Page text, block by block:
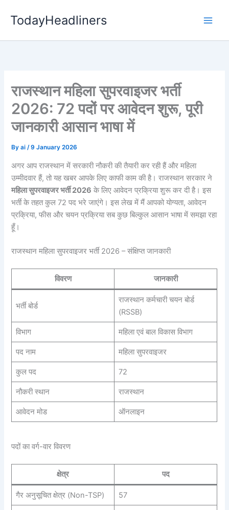
TodayHeadliners
राजस्थान महिला सुपरवाइजर भर्ती
2026: 72 पदों पर आवेदन शुरू, पूरी
जानकारी आसान भाषा में
Byai/9 January 2026
अगर आप राजस्थान में सरकारी नौकरी की तैयारी कर रही हैं और महिला
उम्मीदवार हैं, तो यह खबर आपके लिए काफी काम की है। राजस्थान सरकार ने
महिला सुपरवाइजर भर्ती 2026 के लिए आवेदन प्रक्रिया शुरू कर दी है। इस
भर्ती के तहत कुल 72 पद भरे जाएंगे। इस लेख में मैं आपको योग्यता, आवेदन
प्रक्रिया, फीस और चयन प्रक्रिया सब कुछ बिल्कुल आसान भाषा में समझा रहा
हूँ।
राजस्थान महिला सुपरवाइजर भर्ती 2026 – संक्षिप्त जानकारी
विवरण जानकारी
भर्ती बोर्ड
राजस्थान कर्मचारी चयन बोर्ड
(RSSB)
विभाग महिला एवं बाल विकास विभाग
पद नाम महिला सुपरवाइजर
कुल पद 72
नौकरी स्थान राजस्थान
आवेदन मोड ऑनलाइन
पदों का वर्ग-वार विवरण
क्षेत्र पद
गैर अनुसूचित क्षेत्र (Non-TSP) 57